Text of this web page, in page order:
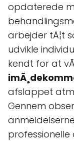
opdaterede
arbejder tÃ¦t
udvikle
kendt for at
afslappet
Gennem